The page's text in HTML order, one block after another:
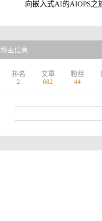
向嵌入式AI的AIOPS之
博主信息
排名
2
文章
682
粉丝
44